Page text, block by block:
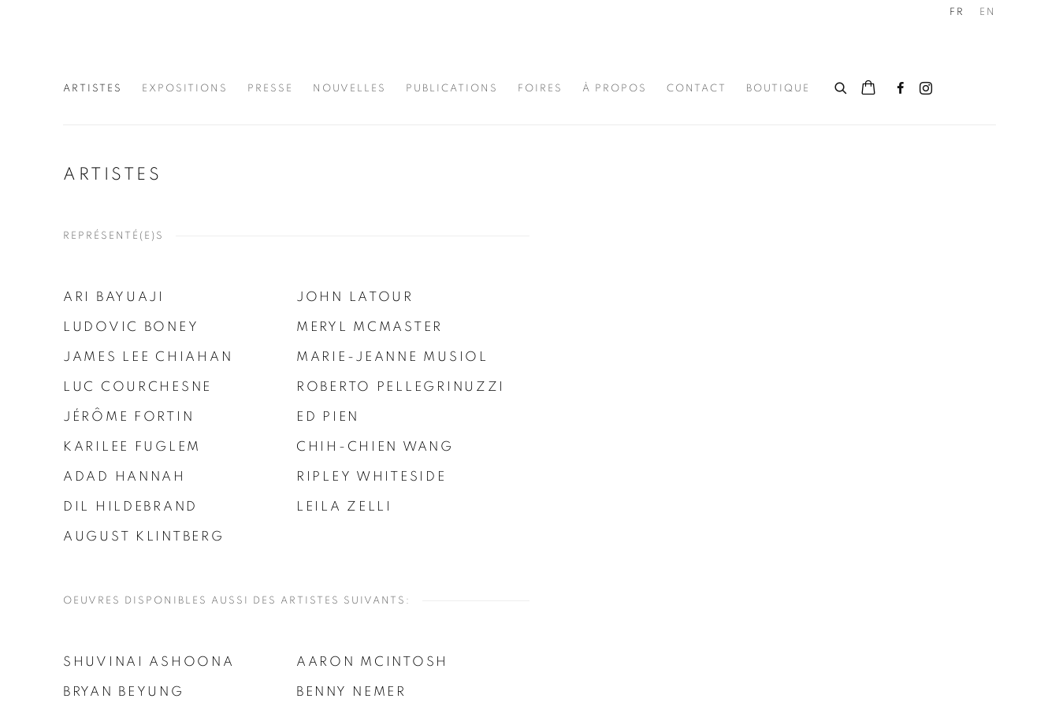
ARTISTES EXPOSITIONS PRESSE NOUVELLES PUBLICATIONS FOIRES À PROPOS CONTACT BOUTIQUE
FR EN
ARTISTES
REPRÉSENTÉ(E)S
ARI BAYUAJI
LUDOVIC BONEY
JAMES LEE CHIAHAN
LUC COURCHESNE
JÉRÔME FORTIN
KARILEE FUGLEM
ADAD HANNAH
DIL HILDEBRAND
AUGUST KLINTBERG
JOHN LATOUR
MERYL MCMASTER
MARIE-JEANNE MUSIOL
ROBERTO PELLEGRINUZZI
ED PIEN
CHIH-CHIEN WANG
RIPLEY WHITESIDE
LEILA ZELLI
OEUVRES DISPONIBLES AUSSI DES ARTISTES SUIVANTS:
SHUVINAI ASHOONA
BRYAN BEYUNG
AARON MCINTOSH
BENNY NEMER